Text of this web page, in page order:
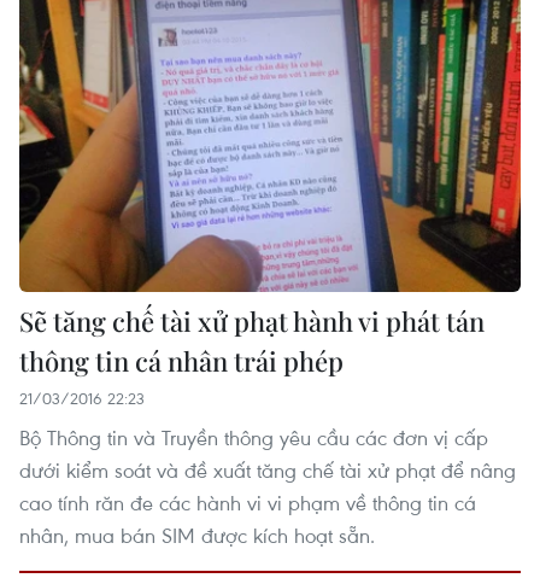
Sẽ tăng chế tài xử phạt hành vi phát tán
thông tin cá nhân trái phép
21/03/2016 22:23
Bộ Thông tin và Truyền thông yêu cầu các đơn vị cấp
dưới kiểm soát và đề xuất tăng chế tài xử phạt để nâng
cao tính răn đe các hành vi vi phạm về thông tin cá
nhân, mua bán SIM được kích hoạt sẵn.